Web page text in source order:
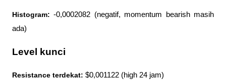
Histogram: -0,0002082 (negatif, momentum bearish masih
ada)
Level kunci
Resistance terdekat: $0,001122 (high 24 jam)